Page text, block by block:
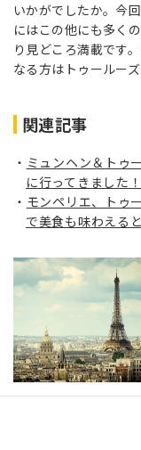
いかがでしたか。今
にはこの他にも多く
り見どころ満載です
なる方はトゥールー
関連記事
ミュンヘン＆トゥ
に行ってきました！
モンペリエ、トゥ
で美食も味わえる